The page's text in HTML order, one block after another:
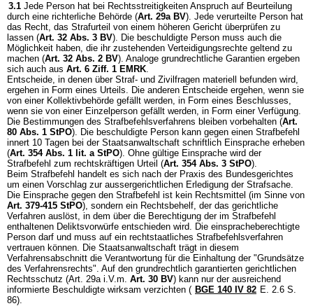
3.1 Jede Person hat bei Rechtsstreitigkeiten Anspruch auf Beurteilung
durch eine richterliche Behörde (Art. 29a BV). Jede verurteilte Person hat
das Recht, das Strafurteil von einem höheren Gericht überprüfen zu
lassen (Art. 32 Abs. 3 BV). Die beschuldigte Person muss auch die
Möglichkeit haben, die ihr zustehenden Verteidigungsrechte geltend zu
machen (Art. 32 Abs. 2 BV). Analoge grundrechtliche Garantien ergeben
sich auch aus Art. 6 Ziff. 1 EMRK.
Entscheide, in denen über Straf- und Zivilfragen materiell befunden wird,
ergehen in Form eines Urteils. Die anderen Entscheide ergehen, wenn sie
von einer Kollektivbehörde gefällt werden, in Form eines Beschlusses,
wenn sie von einer Einzelperson gefällt werden, in Form einer Verfügung.
Die Bestimmungen des Strafbefehlsverfahrens bleiben vorbehalten (Art.
80 Abs. 1 StPO). Die beschuldigte Person kann gegen einen Strafbefehl
innert 10 Tagen bei der Staatsanwaltschaft schriftlich Einsprache erheben
(Art. 354 Abs. 1 lit. a StPO). Ohne gültige Einsprache wird der
Strafbefehl zum rechtskräftigen Urteil (Art. 354 Abs. 3 StPO).
Beim Strafbefehl handelt es sich nach der Praxis des Bundesgerichtes
um einen Vorschlag zur aussergerichtlichen Erledigung der Strafsache.
Die Einsprache gegen den Strafbefehl ist kein Rechtsmittel (im Sinne von
Art. 379-415 StPO), sondern ein Rechtsbehelf, der das gerichtliche
Verfahren auslöst, in dem über die Berechtigung der im Strafbefehl
enthaltenen Deliktsvorwürfe entschieden wird. Die einspracheberechtigte
Person darf und muss auf ein rechtstaatliches Strafbefehlsverfahren
vertrauen können. Die Staatsanwaltschaft trägt in diesem
Verfahrensabschnitt die Verantwortung für die Einhaltung der "Grundsätze
des Verfahrensrechts". Auf den grundrechtlich garantierten gerichtlichen
Rechtsschutz (Art. 29a i.V.m. Art. 30 BV) kann nur der ausreichend
informierte Beschuldigte wirksam verzichten ( BGE 140 IV 82 E. 2.6 S.
86).